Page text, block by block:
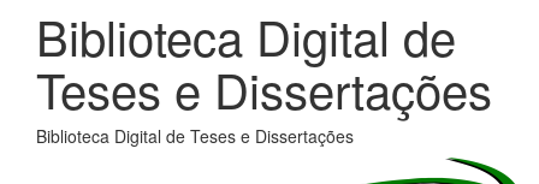
Biblioteca Digital de
Teses e Dissertações
Biblioteca Digital de Teses e Dissertações